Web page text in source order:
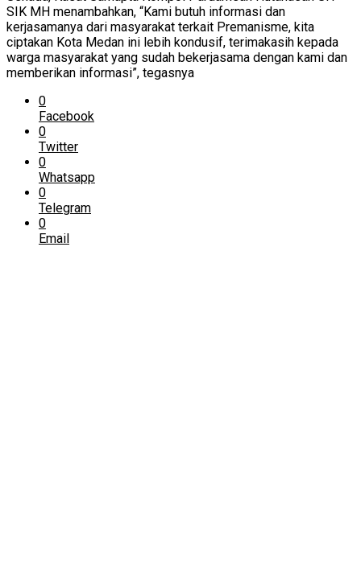
SIK MH menambahkan, “Kami butuh informasi dan
kerjasamanya dari masyarakat terkait Premanisme, kita
ciptakan Kota Medan ini lebih kondusif, terimakasih kepada
warga masyarakat yang sudah bekerjasama dengan kami dan
memberikan informasi”, tegasnya
0
Facebook
0
Twitter
0
Whatsapp
0
Telegram
0
Email